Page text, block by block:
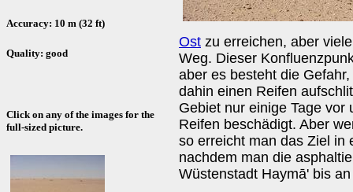
Accuracy: 10 m (32 ft)
Quality: good
Click on any of the images for the
full-sized picture.
Ost zu erreichen, aber
Weg. Dieser
aber es besteht die
dahin einen Reifen
Gebiet nur einige Tage
Reifen beschädigt. Aber
so erreicht man das Ziel in
nachdem man die
Wüstenstadt Haymā' bis